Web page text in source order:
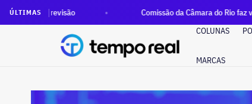
ÚLTIMAS Comissão da Câmara do Rio faz visita às mais
COLUNAS
MARCAS